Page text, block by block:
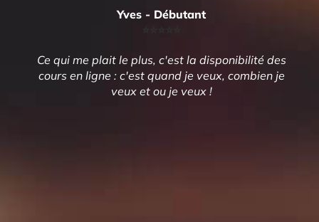
Yves - Débutant
Ce qui me plait le plus, c'est la disponibilité des
cours en ligne : c'est quand je veux, combien je
veux et ou je veux !